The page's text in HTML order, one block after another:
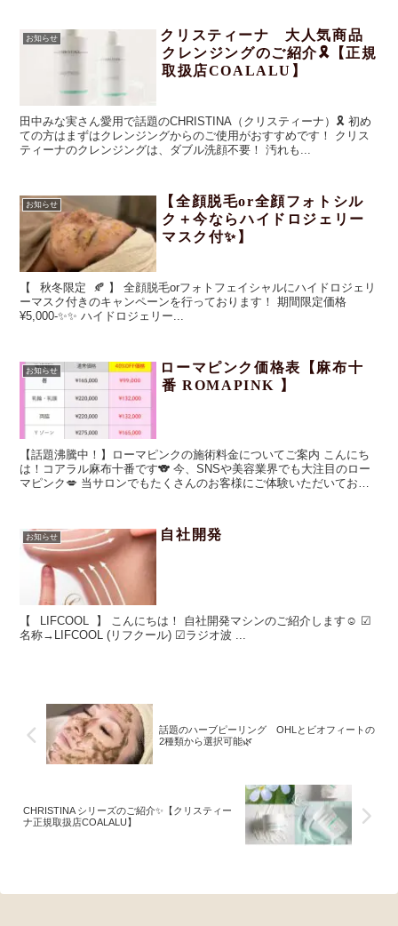
お知らせ
クリスティーナ 大人気商品
クレンジングのご紹介🎗️【正規
取扱店COALALU】
田中みな実さん愛用で話題のCHRISTINA（クリスティーナ）🎗️ 初め
ての方はまずはクレンジングからのご使用がおすすめです！ クリス
ティーナのクレンジングは、ダブル洗顔不要！ 汚れも...
お知らせ
【全顔脱毛or全顔フォトシル
ク＋今ならハイドロジェリー
マスク付✨】
【⠀秋冬限定 🍂 】 全顔脱毛orフォトフェイシャルにハイドロジェリ
ーマスク付きのキャンペーンを行っております！ 期間限定価格
¥5,000-✨✨ ハイドロジェリー...
お知らせ
ローマピンク価格表【麻布十
番 ROMAPINK 】
【話題沸騰中！】ローマピンクの施術料金についてご案内 こんにち
は！コアラル麻布十番です🐨 今、SNSや美容業界でも大注目のロー
マピンク💋 当サロンでもたくさんのお客様にご体験いただいてお
お知らせ 自社開発
【⠀LIFCOOL 】 こんにちは！ 自社開発マシンのご紹介します☺️ ︎︎︎︎︎︎☑︎
話題のハーブピーリング OHLとビオフィートの
2種類から選択可能🌿
CHRISTINA シリーズのご紹介✨【クリスティー
ナ正規取扱店COALALU】